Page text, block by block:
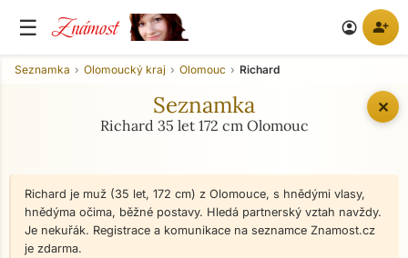
☰ Známost account_circle person_add
✕
Seznamka Olomoucký kraj Olomouc Richard
Seznamka
Richard 35 let 172 cm Olomouc
Richard je muž (35 let, 172 cm) z Olomouce, s hnědými vlasy,
hnědýma očima, běžné postavy. Hledá partnerský vztah navždy.
Je nekuřák. Registrace a komunikace na seznamce Znamost.cz
je zdarma.